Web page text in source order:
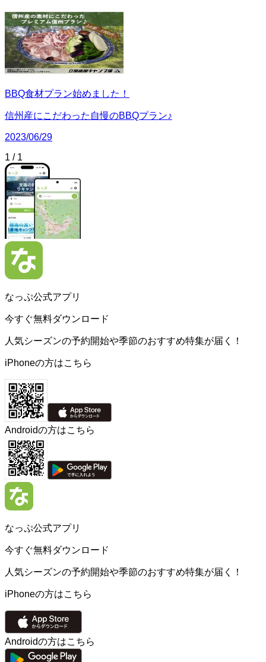
BBQ食材プラン始めました！
信州産にこだわった自慢のBBQプラン♪
2023/06/29
1 / 1
なっぷ公式アプリ
今すぐ無料ダウンロード
人気シーズンの予約開始や季節のおすすめ特集が届く！
iPhoneの方はこちら
Androidの方はこちら
なっぷ公式アプリ
今すぐ無料ダウンロード
人気シーズンの予約開始や季節のおすすめ特集が届く！
iPhoneの方はこちら
Androidの方はこちら